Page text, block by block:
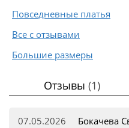
Повседневные платья
Все с отзывами
Большие размеры
Отзывы (1)
07.05.2026 Бокачева